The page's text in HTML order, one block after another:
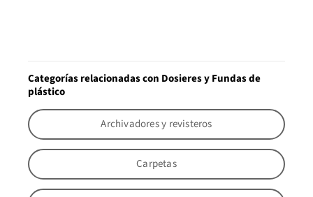
Categorías relacionadas con Dosieres y Fundas de
plástico
Archivadores y revisteros
Carpetas